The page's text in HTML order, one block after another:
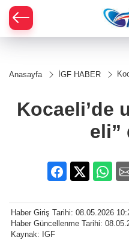
Anasayfa İGF HABER
Kocaeli’de
eli”
Haber Giriş Tarihi: 08.05.2026
Haber Güncellenme Tarihi:
Kaynak: IGF